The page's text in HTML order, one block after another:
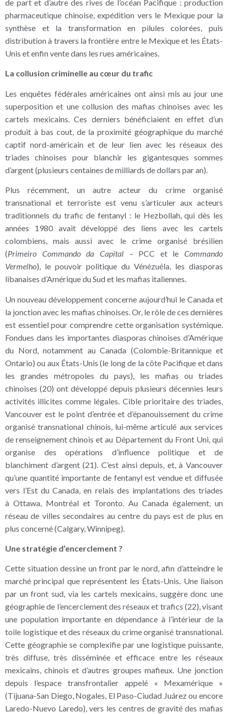
de part et d’autre des rives de l’océan Pacifique : production
pharmaceutique chinoise, expédition vers le Mexique pour la
synthèse et la transformation en pilules colorées, puis
distribution à travers la frontière entre le Mexique et les États-
Unis et enfin vente dans les rues américaines.
La collusion criminelle au cœur du trafic
Les enquêtes fédérales américaines ont ainsi mis au jour une
superposition et une collusion des mafias chinoises avec les
cartels mexicains. Ces derniers bénéficiaient en effet d’un
produit à bas cout, de la proximité géographique du marché
captif nord-américain et de leur lien avec les réseaux des
triades chinoises pour blanchir les gigantesques sommes
d’argent (plusieurs centaines de milliards de dollars par an).
Plus récemment, un autre acteur du crime organisé
transnational et terroriste est venu s’articuler aux acteurs
traditionnels du trafic de fentanyl : le Hezbollah, qui dès les
années 1980 avait développé des liens avec les cartels
colombiens, mais aussi avec le crime organisé brésilien
(Primeiro Commando da Capital– PCC et le Commando
Vermelho), le pouvoir politique du Vénézuéla, les diasporas
libanaises d’Amérique du Sud et les mafias italiennes.
Un nouveau développement concerne aujourd’hui le Canada et
la jonction avec les mafias chinoises. Or, le rôle de ces dernières
est essentiel pour comprendre cette organisation systémique.
Fondues dans les importantes diasporas chinoises d’Amérique
du Nord, notamment au Canada (Colombie-Britannique et
Ontario) ou aux États-Unis (le long de la côte Pacifique et dans
les grandes métropoles du pays), les mafias ou triades
chinoises (20) ont développé depuis plusieurs décennies leurs
activités illicites comme légales. Cible prioritaire des triades,
Vancouver est le point d’entrée et d’épanouissement du crime
organisé transnational chinois, lui-même articulé aux services
de renseignement chinois et au Département du Front Uni, qui
organise des opérations d’influence politique et de
blanchiment d’argent (21). C’est ainsi depuis, et, à Vancouver
qu’une quantité importante de fentanyl est vendue et diffusée
vers l’Est du Canada, en relais des implantations des triades
à Ottawa, Montréal et Toronto. Au Canada également, un
réseau de villes secondaires au centre du pays est de plus en
plus concerné (Calgary, Winnipeg).
Une stratégie d’encerclement ?
Cette situation dessine un front par le nord, afin d’atteindre le
marché principal que représentent les États-Unis. Une liaison
par un front sud, via les cartels mexicains, suggère donc une
géographie de l’encerclement des réseaux et trafics (22), visant
une population importante en dépendance à l’intérieur de la
toile logistique et des réseaux du crime organisé transnational.
Cette géographie se complexifie par une logistique puissante,
très diffuse, très disséminée et efficace entre les réseaux
mexicains, chinois et d’autres groupes mafieux. Une jonction
depuis l’espace transfrontalier appelé « Mexamérique »
(Tijuana-San Diego, Nogales, El Paso-Ciudad Juárez ou encore
Laredo-Nuevo Laredo), vers les centres de gravité des mafias